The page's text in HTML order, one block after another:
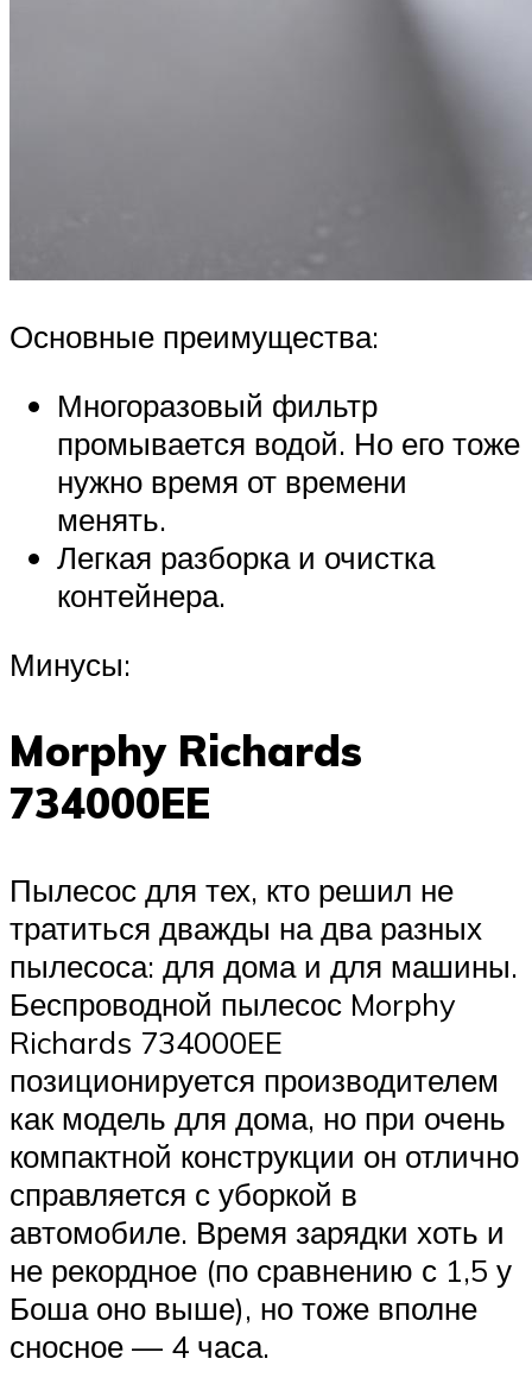
Основные преимущества:
Многоразовый фильтр
промывается водой. Но его тоже
нужно время от времени
менять.
Легкая разборка и очистка
контейнера.
Минусы:
Morphy Richards
734000EE
Пылесос для тех, кто решил не
тратиться дважды на два разных
пылесоса: для дома и для машины.
Беспроводной пылесос Morphy
Richards 734000EE
позиционируется производителем
как модель для дома, но при очень
компактной конструкции он отлично
справляется с уборкой в
автомобиле. Время зарядки хоть и
не рекордное (по сравнению с 1,5 у
Боша оно выше), но тоже вполне
сносное — 4 часа.